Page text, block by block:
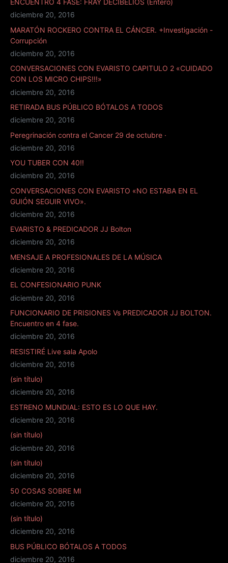
ENCUENTRO 4 FASE: FRAY DECIBELIOS (Entero)
diciembre 20, 2016
MARATÓN ROCKERO CONTRA EL CÁNCER. +Investigación -
Corrupción
diciembre 20, 2016
CONVERSACIONES CON EVARISTO CAPITULO 2 «CUIDADO
CON LOS MICRO CHIPS!!!»
diciembre 20, 2016
RETIRADA BUS PÚBLICO BÓTALOS A TODOS
diciembre 20, 2016
Peregrinación contra el Cancer 29 de octubre ·
diciembre 20, 2016
YOU TUBER CON 40!!
diciembre 20, 2016
CONVERSACIONES CON EVARISTO «NO ESTABA EN EL
GUIÓN SEGUIR VIVO».
diciembre 20, 2016
EVARISTO & PREDICADOR JJ Bolton
diciembre 20, 2016
MENSAJE A PROFESIONALES DE LA MÚSICA
diciembre 20, 2016
EL CONFESIONARIO PUNK
diciembre 20, 2016
FUNCIONARIO DE PRISIONES Vs PREDICADOR JJ BOLTON.
Encuentro en 4 fase.
diciembre 20, 2016
RESISTIRÉ Live sala Apolo
diciembre 20, 2016
(sin título)
diciembre 20, 2016
ESTRENO MUNDIAL: ESTO ES LO QUE HAY.
diciembre 20, 2016
(sin título)
diciembre 20, 2016
(sin título)
diciembre 20, 2016
50 COSAS SOBRE MI
diciembre 20, 2016
(sin título)
diciembre 20, 2016
BUS PÚBLICO BÓTALOS A TODOS
diciembre 20, 2016